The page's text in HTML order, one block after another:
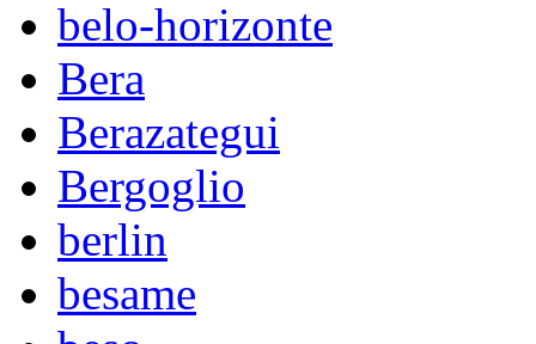
belo-horizonte
Bera
Berazategui
Bergoglio
berlin
besame